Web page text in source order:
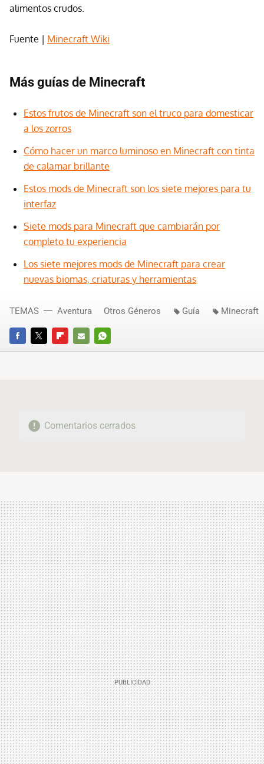
alimentos crudos.
Fuente | Minecraft Wiki
Más guías de Minecraft
Estos frutos de Minecraft son el truco para domesticar
a los zorros
Cómo hacer un marco luminoso en Minecraft con tinta
de calamar brillante
Estos mods de Minecraft son los siete mejores para tu
interfaz
Siete mods para Minecraft que cambiarán por
completo tu experiencia
Los siete mejores mods de Minecraft para crear
nuevas biomas, criaturas y herramientas
FACEBOOKTWITTERFLIPBOARD
E-
WHATSAPP
TEMAS Aventura Otros Géneros Guía Minecraft
Comentarios cerrados